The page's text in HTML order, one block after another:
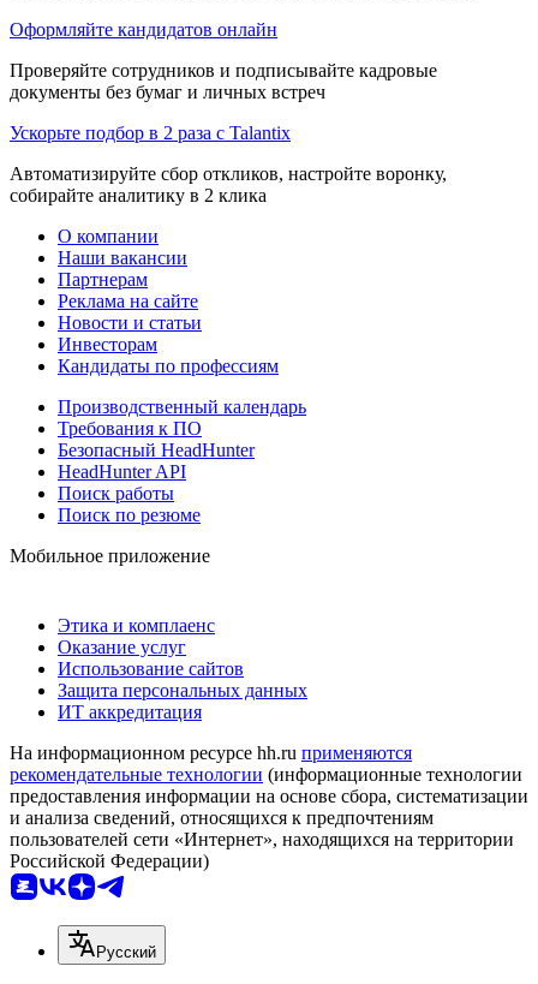
Оформляйте кандидатов онлайн
Проверяйте сотрудников и подписывайте кадровые
документы без бумаг и личных встреч
Ускорьте подбор в 2 раза с Talantix
Автоматизируйте сбор откликов, настройте воронку,
собирайте аналитику в 2 клика
О компании
Наши вакансии
Партнерам
Реклама на сайте
Новости и статьи
Инвесторам
Кандидаты по профессиям
Производственный календарь
Требования к ПО
Безопасный HeadHunter
HeadHunter API
Поиск работы
Поиск по резюме
Мобильное приложение
Этика и комплаенс
Оказание услуг
Использование сайтов
Защита персональных данных
ИТ аккредитация
На информационном ресурсе hh.ru применяются
рекомендательные технологии (информационные технологии
предоставления информации на основе сбора, систематизации
и анализа сведений, относящихся к предпочтениям
пользователей сети «Интернет», находящихся на территории
Российской Федерации)
Русский